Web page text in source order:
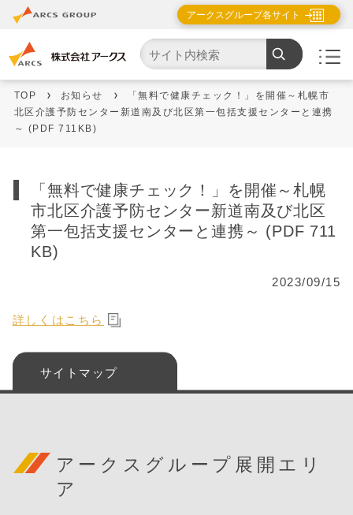
アークスグループ各サイト
TOP お知らせ
「無料で健康チェック！」を開催～札幌市
北区介護予防センター新道南及び北区第一包括支援センターと連携
～ (PDF 711KB)
「無料で健康チェック！」を開催～札幌
市北区介護予防センター新道南及び北区
第一包括支援センターと連携～ (PDF 711
KB)
2023/09/15
詳しくはこちら
サイトマップ
アークスグループ展開エリ
ア